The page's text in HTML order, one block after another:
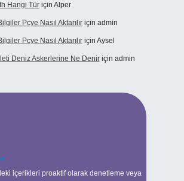
Hangi Türiçin Alper
Pcye Nasıl Aktarılıriçin admin
Pcye Nasıl Aktarılıriçin Aysel
Deniz Askerlerine Ne Deniriçin admin
içerikleri proaktif olarak denetleme veya